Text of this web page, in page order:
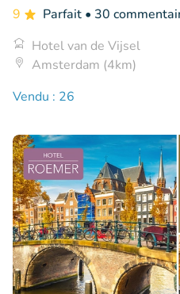
9 Parfait • 30
Hotel van de Vijsel
Amsterdam (4km)
Vendu : 26